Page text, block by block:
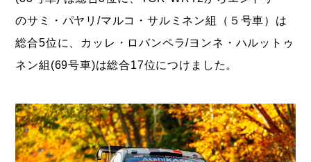
のサミ・パヤリ/マルコ・サルミネン組（５号車）は
総合5位に、カッレ・ロバンペラ/ヨンネ・ハルットゥ
ネン組(69号車)は総合17位につけました。